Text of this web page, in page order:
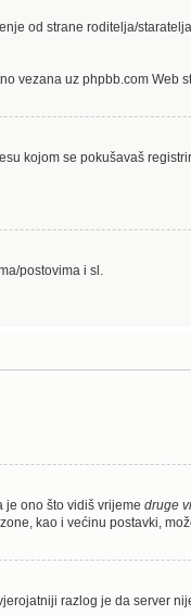
od strane roditelja/
vezana uz phpbb.com Web
kojom se pokušavaš
postovima i sl.
je ono što vidiš vrijeme druge
kao i većinu postavki,
razlog je da server